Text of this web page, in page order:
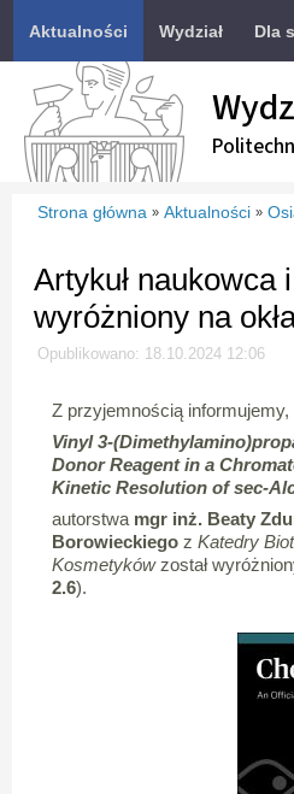
Aktualności Wydział Dla
Strona główna » Aktualności »
Artykuł naukowca
wyróżniony na
Opublikowano: 18.10.2024 12:06
Z przyjemnością informujemy,
Vinyl 3-
Donor Reagent in a
Kinetic Resolution of sec-
autorstwa mgr inż. Beaty
Borowieckiegoz Katedry
Kosmetykówzostał
2.6).